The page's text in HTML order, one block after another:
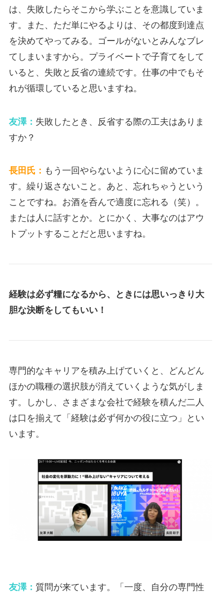
は、失敗したらそこから学ぶことを意識していま
す。また、ただ単にやるよりは、その都度到達点
を決めてやってみる。ゴールがないとみんなブレ
てしまいますから。プライベートで子育てをして
いると、失敗と反省の連続です。仕事の中でもそ
れが循環していると思いますね。
友澤： 失敗したとき、反省する際の工夫はありま
すか？
長田氏： もう一回やらないように心に留めていま
す。繰り返さないこと。あと、忘れちゃうという
ことですね。お酒を呑んで適度に忘れる（笑）。
または人に話すとか。とにかく、大事なのはアウ
トプットすることだと思いますね。
経験は必ず糧になるから、ときには思いっきり大
胆な決断をしてもいい！
専門的なキャリアを積み上げていくと、どんどん
ほかの職種の選択肢が消えていくような気がしま
す。しかし、さまざまな会社で経験を積んだ二人
は口を揃えて「経験は必ず何かの役に立つ」とい
います。
友澤： 質問が来ています。「一度、自分の専門性